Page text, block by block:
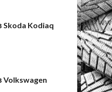
Skoda Kodiaq
Volkswagen